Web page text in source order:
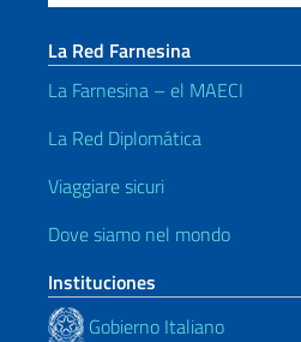
La Red Farnesina
La Farnesina – el MAECI
La Red Diplomática
Viaggiare sicuri
Dove siamo nel mondo
Instituciones
Gobierno Italiano